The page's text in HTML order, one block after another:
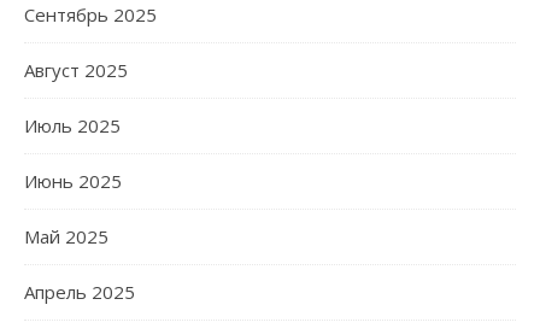
Сентябрь 2025
Август 2025
Июль 2025
Июнь 2025
Май 2025
Апрель 2025